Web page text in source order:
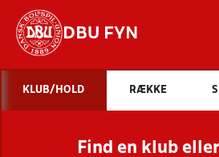
DBU FYN
STILLINGER,
KLUB/HOLD RÆKKE
Find en klub